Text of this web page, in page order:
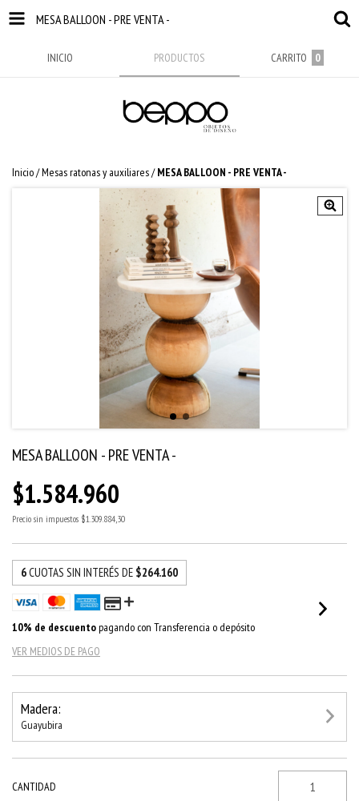
MESA BALLOON - PRE VENTA -
INICIO PRODUCTOS CARRITO 0
Inicio/Mesas ratonas y auxiliares/ MESA BALLOON - PRE VENTA -
MESA BALLOON - PRE VENTA -
$1.584.960
Precio sin impuestos $1.309.884,30
6CUOTAS SIN INTERÉS DE $264.160
10% de descuentopagando con Transferencia o depósito
VER MEDIOS DE PAGO
Madera:
Guayubira
CANTIDAD